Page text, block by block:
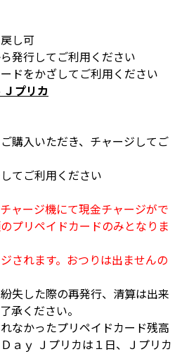
し可
発行してご利用ください
ドをかざしてご利用ください
プリカ
購入いただき、チャージしてご
てご利用ください
ャージ機にて現金チャージがで
プリペイドカードのみとなりま
されます。おつりは出ませんの
失した際の再発行、清算は出来
承ください。
なかったプリペイドカード残高
ａｙ Ｊプリカは１日、Ｊプリカ